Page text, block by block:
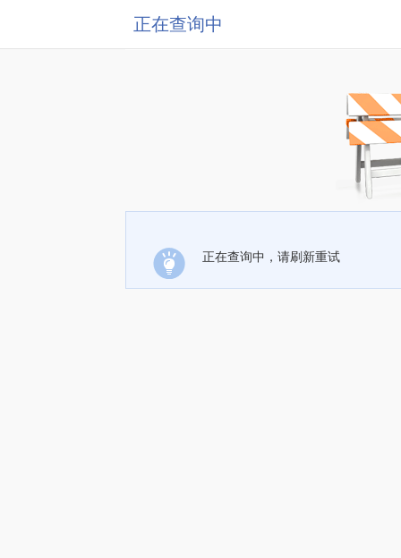
正在查询中
正在查询中，请刷新重试